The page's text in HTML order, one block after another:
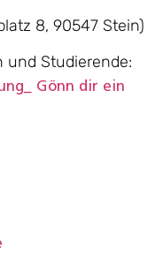
8, 90547 Stein)
Studierende:
Gönn dir ein